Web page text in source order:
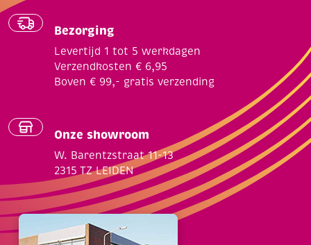
Bezorging
Levertijd 1 tot 5 werkdagen
Verzendkosten € 6,95
Boven € 99,- gratis verzending
Onze showroom
W. Barentzstraat 11-13
2315 TZ LEIDEN